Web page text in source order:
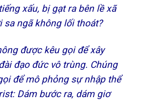
xấu, bị gạt ra bên lề xã
sa ngã không lối thoát?
được kêu gọi để xây
đạo đức vô trùng. Chúng
để mô phỏng sự nhập thể
Dám bước ra, dám giơ